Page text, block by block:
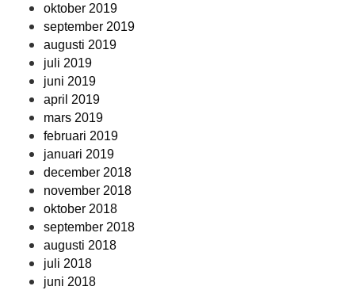
oktober 2019
september 2019
augusti 2019
juli 2019
juni 2019
april 2019
mars 2019
februari 2019
januari 2019
december 2018
november 2018
oktober 2018
september 2018
augusti 2018
juli 2018
juni 2018